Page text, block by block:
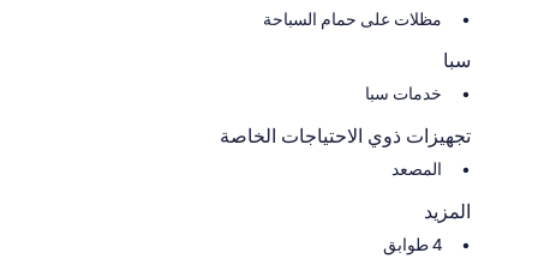
مظلات على حمام السباحة
سبا
خدمات سبا
تجهيزات ذوي الاحتياجات الخاصة
المصعد
المزيد
4 طوابق